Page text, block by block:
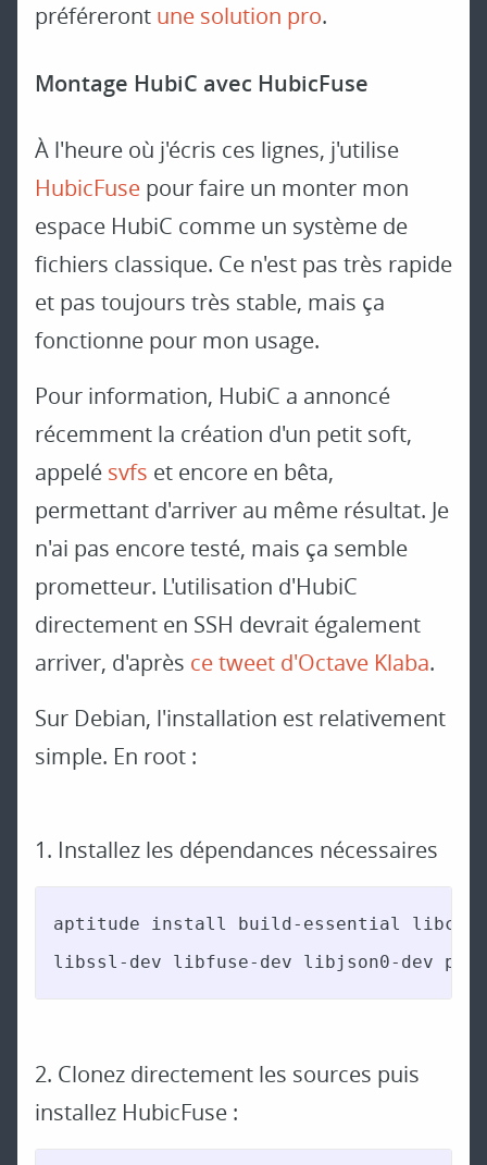
préféreront une solution pro.
Montage HubiC avec HubicFuse
À l'heure où j'écris ces lignes, j'utilise
HubicFuse pour faire un monter mon
espace HubiC comme un système de
fichiers classique. Ce n'est pas très rapide
et pas toujours très stable, mais ça
fonctionne pour mon usage.
Pour information, HubiC a annoncé
récemment la création d'un petit soft,
appelé svfs et encore en bêta,
permettant d'arriver au même résultat. Je
n'ai pas encore testé, mais ça semble
prometteur. L'utilisation d'HubiC
directement en SSH devrait également
arriver, d'après ce tweet d'Octave Klaba.
Sur Debian, l'installation est relativement
simple. En root :
1. Installez les dépendances nécessaires
aptitude install build-essential
libssl-dev libfuse-dev libjson0-dev
2. Clonez directement les sources puis
installez HubicFuse :